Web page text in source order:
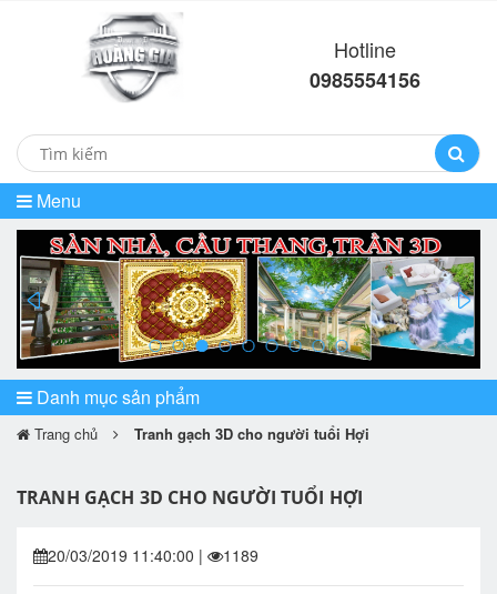
Hotline
0985554156
Menu
prev
Danh mục sản phẩm
Trang chủ Tranh gạch 3D cho người tuổi Hợi
TRANH GẠCH 3D CHO NGƯỜI TUỔI HỢI
20/03/2019 11:40:00 | 1189